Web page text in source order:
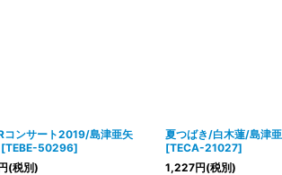
コンサート2019/島津亜矢
[TEBE-50296]
(税別)
夏つばき/白木蓮/島津
[TECA-21027]
1,227円(税別)